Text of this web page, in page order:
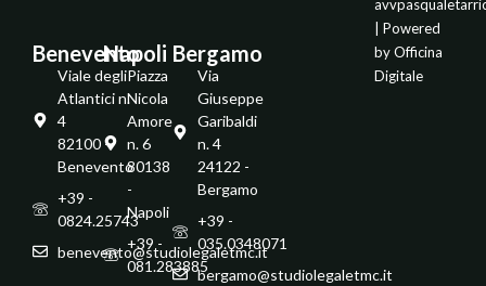
Benevento
Viale degli
Atlantici n.
4
82100 -
Benevento
+39 -
0824.25743
benevento@studiolegaletmc.it
Napoli
Piazza
Nicola
Amore
n. 6
80138
-
Napoli
+39 -
081.283885
Bergamo
Via
Giuseppe
Garibaldi
n. 4
24122 -
Bergamo
+39 -
035.0348071
bergamo@studiolegaletmc.it
| Powered
byOfficina
Digitale